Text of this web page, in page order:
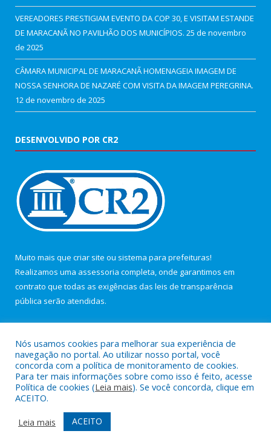
VEREADORES PRESTIGIAM EVENTO DA COP 30, E VISITAM ESTANDE
DE MARACANÃ NO PAVILHÃO DOS MUNICÍPIOS. 25 de novembro
de 2025
CÂMARA MUNICIPAL DE MARACANÃ HOMENAGEIA IMAGEM DE
NOSSA SENHORA DE NAZARÉ COM VISITA DA IMAGEM PEREGRINA.
12 de novembro de 2025
DESENVOLVIDO POR CR2
Muito mais que criar site ou sistema para prefeituras!
Realizamos uma assessoria completa, onde garantimos em
contrato que todas as exigências das leis de transparência
pública serão atendidas.
Todos os direitos reservados a Câmara Municipal de Maracanã.
Mapa do Site
Acessar Área Administrativa
Acessar Webmail
Nós usamos cookies para melhorar sua experiência de
navegação no portal. Ao utilizar nosso portal, você
concorda com a política de monitoramento de cookies.
Para ter mais informações sobre como isso é feito, acesse
Política de cookies (Leia mais). Se você concorda, clique em
ACEITO.
Leia mais
ACEITO